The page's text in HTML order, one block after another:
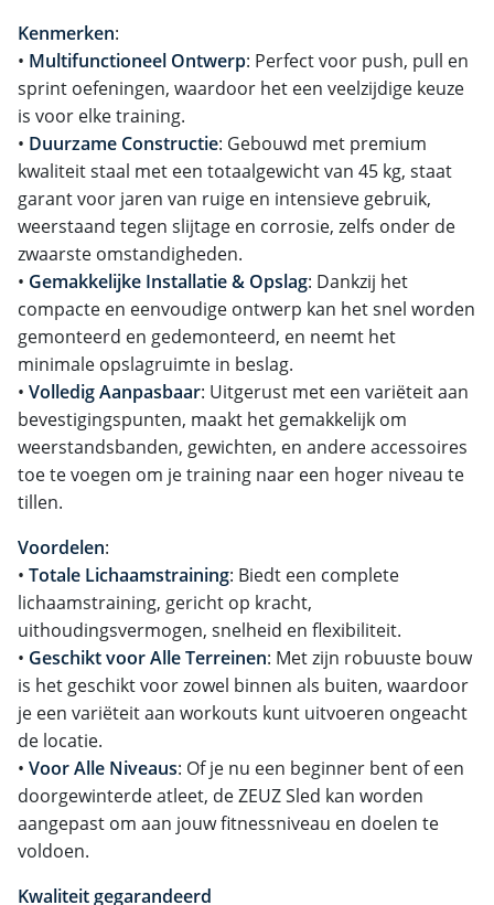
Kenmerken:
• Multifunctioneel Ontwerp: Perfect voor push, pull en
sprint oefeningen, waardoor het een veelzijdige keuze
is voor elke training.
• Duurzame Constructie: Gebouwd met premium
kwaliteit staal met een totaalgewicht van 45 kg, staat
garant voor jaren van ruige en intensieve gebruik,
weerstaand tegen slijtage en corrosie, zelfs onder de
zwaarste omstandigheden.
• Gemakkelijke Installatie & Opslag: Dankzij het
compacte en eenvoudige ontwerp kan het snel worden
gemonteerd en gedemonteerd, en neemt het
minimale opslagruimte in beslag.
• Volledig Aanpasbaar: Uitgerust met een variëteit aan
bevestigingspunten, maakt het gemakkelijk om
weerstandsbanden, gewichten, en andere accessoires
toe te voegen om je training naar een hoger niveau te
tillen.
Voordelen:
• Totale Lichaamstraining: Biedt een complete
lichaamstraining, gericht op kracht,
uithoudingsvermogen, snelheid en flexibiliteit.
• Geschikt voor Alle Terreinen: Met zijn robuuste bouw
is het geschikt voor zowel binnen als buiten, waardoor
je een variëteit aan workouts kunt uitvoeren ongeacht
de locatie.
• Voor Alle Niveaus: Of je nu een beginner bent of een
doorgewinterde atleet, de ZEUZ Sled kan worden
aangepast om aan jouw fitnessniveau en doelen te
voldoen.
Kwaliteit gegarandeerd